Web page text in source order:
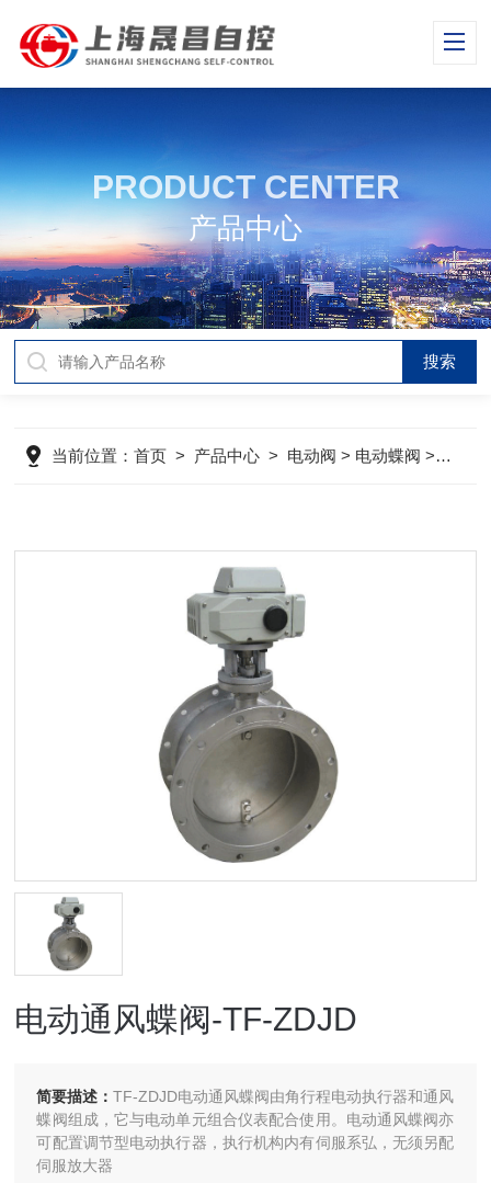
PRODUCT CENTER
产品中心
当前位置：首页 > 产品中心 > 电动阀 > 电动蝶阀 > 电动通风蝶阀-TF-ZDJD
电动通风蝶阀-TF-ZDJD
简要描述：TF-ZDJD电动通风蝶阀由角行程电动执行器和通风
蝶阀组成，它与电动单元组合仪表配合使用。电动通风蝶阀亦
可配置调节型电动执行器，执行机构内有伺服系弘，无须另配
伺服放大器